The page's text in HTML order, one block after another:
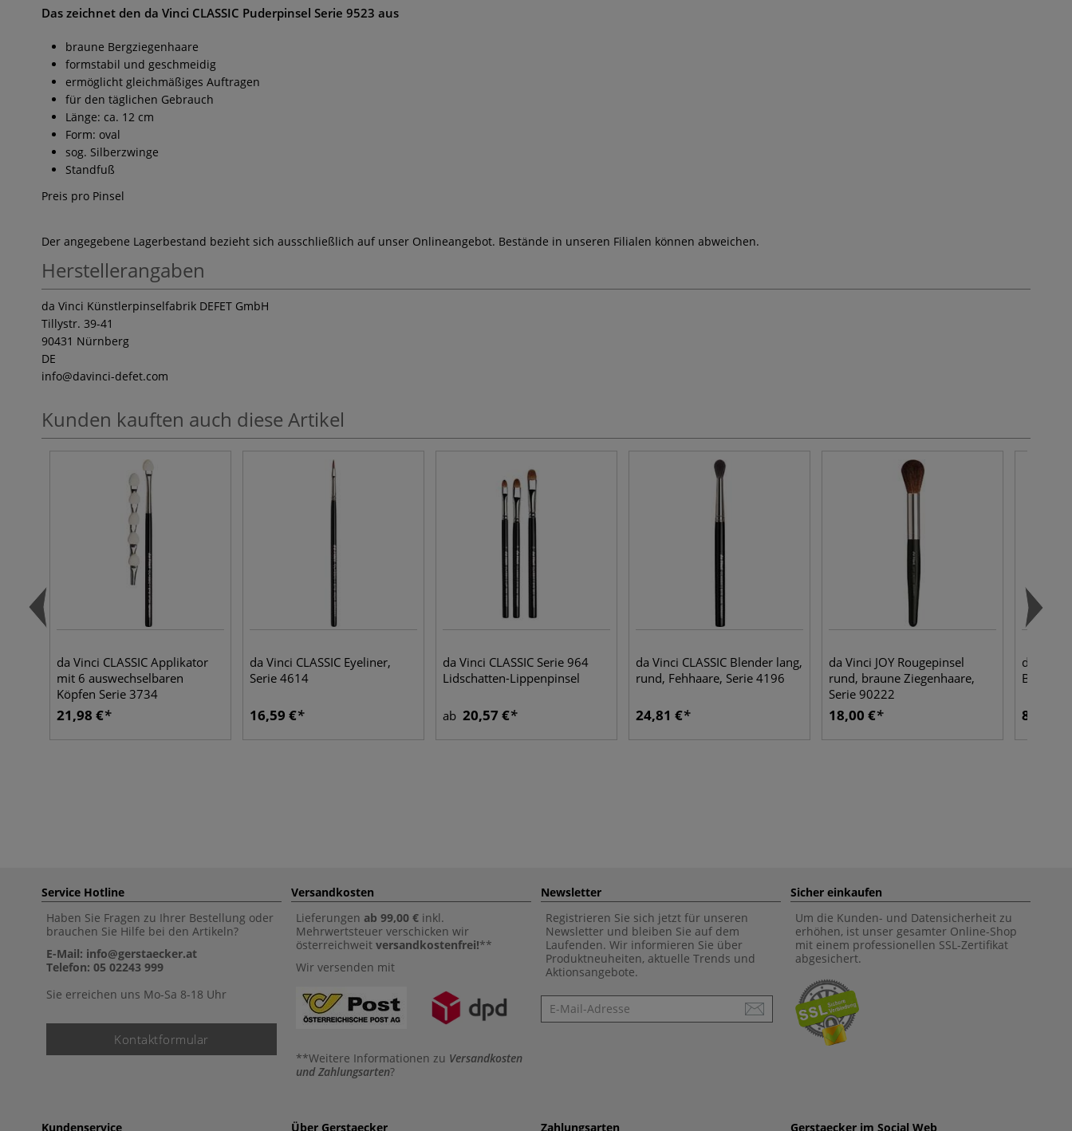
Das zeichnet den da Vinci CLASSIC Puderpinsel Serie 9523 aus
braune Bergziegenhaare
formstabil und geschmeidig
ermöglicht gleichmäßiges Auftragen
für den täglichen Gebrauch
Länge: ca. 12 cm
Form: oval
sog. Silberzwinge
Standfuß
Preis pro Pinsel
Der angegebene Lagerbestand bezieht sich ausschließlich auf unser Onlineangebot. Bestände in unseren Filialen können abweichen.
Herstellerangaben
da Vinci Künstlerpinselfabrik DEFET GmbH
Tillystr. 39-41
90431 Nürnberg
DE
info@davinci-defet.com
Kunden kauften auch diese Artikel
da Vinci CLASSIC Applikator
mit 6 auswechselbaren
Köpfen Serie 3734
21,98 €
da Vinci CLASSIC Eyeliner,
Serie 4614
16,59 €
da Vinci CLASSIC Serie 964
Lidschatten-Lippenpinsel
ab 20,57 €
da Vinci CLASSIC Blender lang,
rund, Fehhaare, Serie 4196
24,81 €
da Vinci JOY Rougepinsel
rund, braune Ziegenhaare,
Serie 90222
18,00 €
da Vinci
8,72 €
Service Hotline
Haben Sie Fragen zu Ihrer Bestellung oder
brauchen Sie Hilfe bei den Artikeln?
E-Mail: info@gerstaecker.at
Telefon: 05 02243 999
Sie erreichen uns Mo-Sa 8-18 Uhr
Kontaktformular
Versandkosten
Lieferungen ab 99,00 € inkl.
Mehrwertsteuer verschicken wir
österreichweit versandkostenfrei!**
Wir versenden mit
**Weitere Informationen zu Versandkosten
und Zahlungsarten?
Newsletter
Registrieren Sie sich jetzt für unseren
Newsletter und bleiben Sie auf dem
Laufenden. Wir informieren Sie über
Produktneuheiten, aktuelle Trends und
Aktionsangebote.
Newsletter
Sicher einkaufen
Um die Kunden- und Datensicherheit zu
erhöhen, ist unser gesamter Online-Shop
mit einem professionellen SSL-Zertifikat
abgesichert.
Kundenservice Über Gerstaecker Zahlungsarten Gerstaecker im Social Web